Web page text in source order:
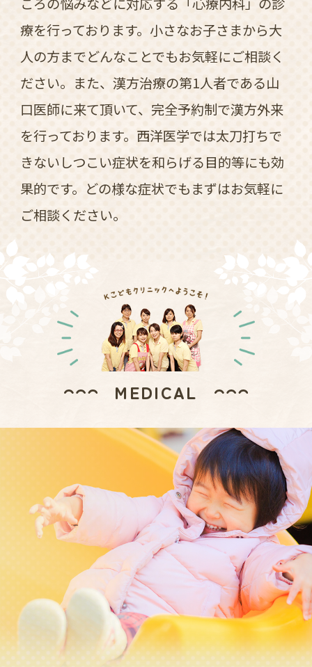
療を行っております。小さなお子さまから大
人の方までどんなことでもお気軽にご相談く
ださい。また、漢方治療の第1人者である山
口医師に来て頂いて、完全予約制で漢方外来
を行っております。西洋医学では太刀打ちで
きないしつこい症状を和らげる目的等にも効
果的です。どの様な症状でもまずはお気軽に
ご相談ください。
MEDICAL